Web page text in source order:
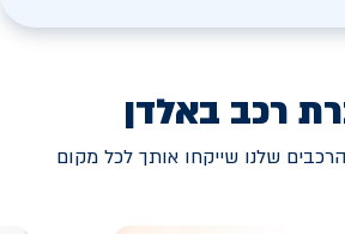
רכב באלדן
שלנו שייקחו אותך לכל מקום